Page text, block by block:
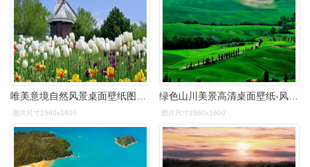
图片尺寸2560x1600 图片尺寸2560x1600